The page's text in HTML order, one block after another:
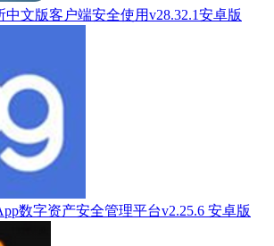
文版客户端安全使用v28.32.1安卓版
数字资产安全管理平台v2.25.6 安卓版